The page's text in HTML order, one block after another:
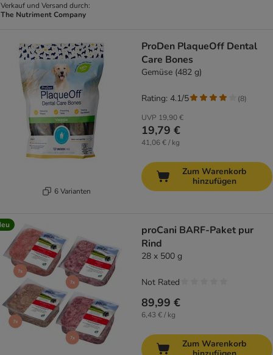
Verkauf und Versand durch:
The Nutriment Company
6 Varianten
ProDen PlaqueOff Dental
Care Bones
Gemüse (482 g)
UVP 19,90 €
19,79 €
41,06 € / kg
Rating: 4.1/5 (8)
Zum Warenkorb
hinzufügen
proCani BARF-Paket pur
Rind
28 x 500 g
89,99 €
6,43 € / kg
Not Rated
Zum Warenkorb